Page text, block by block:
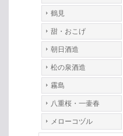
鶴見
甜・おこげ
朝日酒造
松の泉酒造
霧島
八重桜・一壷春
メローコヅル